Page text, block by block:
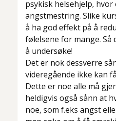
psykisk helsehjelp, hvor
angstmestring. Slike
å ha god effekt på å
følelsene for mange.
å undersøke!
Det er nok dessverre
videregående ikke kan
Dette er noe alle må
heldigvis også sånn at
noe, som f.eks angst